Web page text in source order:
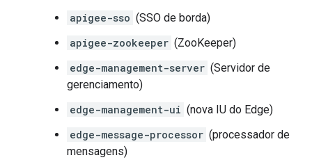
apigee-sso (SSO de borda)
apigee-zookeeper (ZooKeeper)
edge-management-server (Servidor de
gerenciamento)
edge-management-ui (nova IU do Edge)
edge-message-processor (processador de
mensagens)